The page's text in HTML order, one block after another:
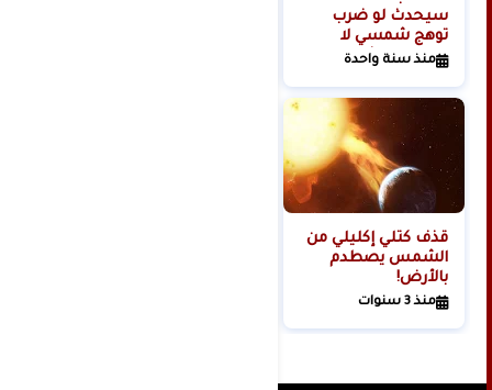
سيحدث لو ضرب
توهج شمسي لا
تتحمله البشرية
منذ سنة واحدة
قذف كتلي إكليلي من
الشمس يصطدم
بالأرض!
منذ 3 سنوات